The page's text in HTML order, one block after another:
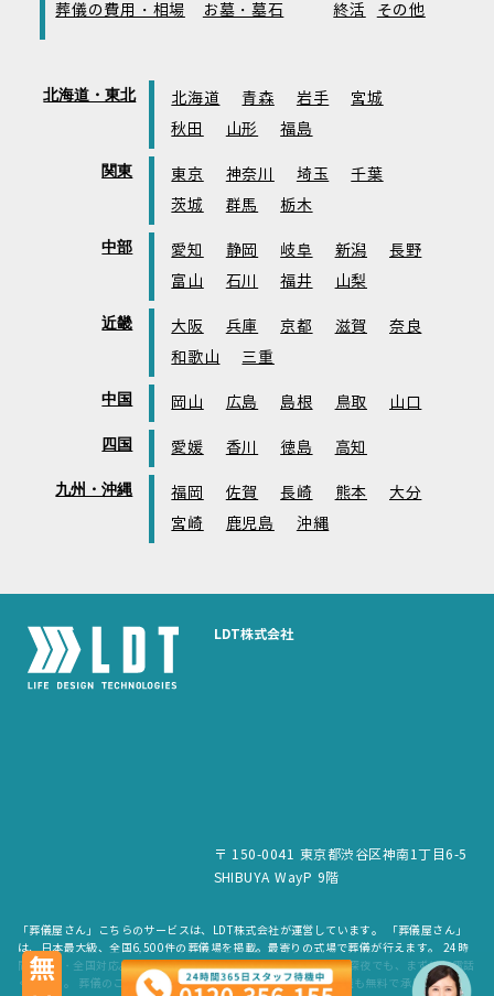
葬儀の費用・相場
お墓・墓石 終活 その他
北海道・東北 北海道 青森 岩手
宮城
秋田
山形 福島
関東 東京 神奈川 埼玉
千葉
茨城
群馬 栃木
中部 愛知 静岡 岐阜 新潟
長野
富山
石川 福井 山梨
近畿 大阪 兵庫 京都 滋賀
奈良
和歌山
三重
中国 岡山 広島 島根 鳥取 山口
四国 愛媛 香川 徳島 高知
九州・沖縄 福岡 佐賀 長崎 熊本
大分
宮崎
鹿児島 沖縄
LDT株式会社
〒 150-0041 東京都渋谷区神南1丁目6-5
SHIBUYA WayP 9階
「葬儀屋さん」こちらのサービスは、LDT株式会社が運営しています。 「葬儀屋さん」
は、日本最大級、全国6,500件の葬儀場を掲載。最寄りの式場で葬儀が行えます。 24時
間365日・全国対応。スタッフが待機していますので、早朝でも深夜でも、まずはお電話
ください。 葬儀のご依頼だけでなく、お見積もりや費用のご相談も無料で承ります。